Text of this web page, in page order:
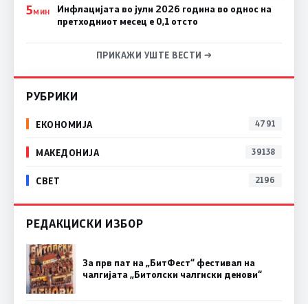
5МИН
Инфлацијата во јули 2026 година во однос на
претходниот месец е 0,1 отсто
ПРИКАЖИ УШТЕ ВЕСТИ →
РУБРИКИ
ЕКОНОМИЈА 4791
МАКЕДОНИЈА 39138
СВЕТ 2196
РЕДАКЦИСКИ ИЗБОР
За прв пат на „БитФест“ фестивал на
чалгијата „Битолски чалгиски денови“